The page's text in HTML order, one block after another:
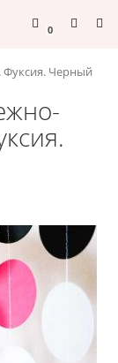
0
Фуксия. Черный